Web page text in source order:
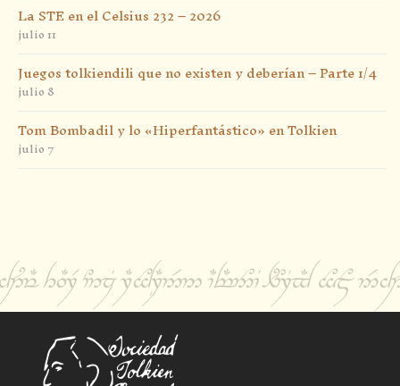
La STE en el Celsius 232 – 2026
julio 11
Juegos tolkiendili que no existen y deberían – Parte 1/4
julio 8
Tom Bombadil y lo «Hiperfantástico» en Tolkien
julio 7